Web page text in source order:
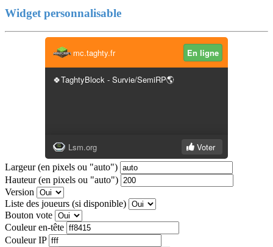
Widget personnalisable
Largeur (en pixels ou "auto")
Hauteur (en pixels ou "auto")
Version
Liste des joueurs (si disponible)
Bouton vote
Couleur en-tête
Couleur IP